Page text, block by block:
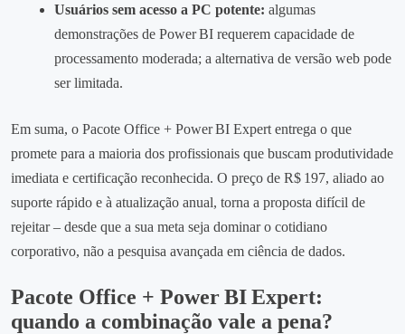
Usuários sem acesso a PC potente: algumas
demonstrações de Power BI requerem capacidade de
processamento moderada; a alternativa de versão web pode
ser limitada.
Em suma, o Pacote Office + Power BI Expert entrega o que
promete para a maioria dos profissionais que buscam produtividade
imediata e certificação reconhecida. O preço de R$ 197, aliado ao
suporte rápido e à atualização anual, torna a proposta difícil de
rejeitar – desde que a sua meta seja dominar o cotidiano
corporativo, não a pesquisa avançada em ciência de dados.
Pacote Office + Power BI Expert:
quando a combinação vale a pena?